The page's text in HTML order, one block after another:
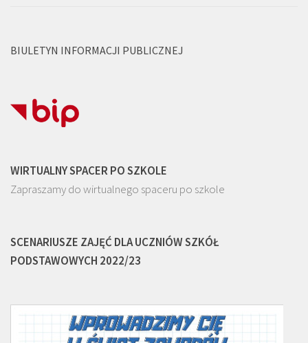
BIULETYN INFORMACJI PUBLICZNEJ
WIRTUALNY SPACER PO SZKOLE
Zapraszamy do wirtualnego spaceru po szkole
SCENARIUSZE ZAJĘĆ DLA UCZNIÓW SZKÓŁ
PODSTAWOWYCH 2022/23